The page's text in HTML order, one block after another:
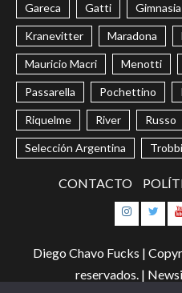
Gareca Gatti Gimnasia
Kranevitter Maradona
Mauricio Macri Menotti
Passarella Pochettino
Riquelme River Russo
Selección Argentina
CONTACTO
Diego Chavo Fucks |
reservados. |